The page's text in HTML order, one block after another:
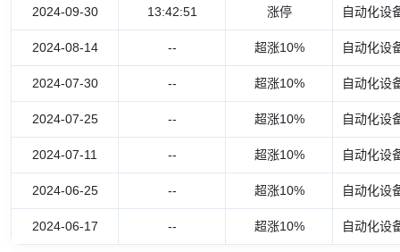
2024-09-30 13:42:51 涨停 自动化设
2024-08-14 -- 超涨10% 自动化设
2024-07-30 -- 超涨10% 自动化设
2024-07-25 -- 超涨10% 自动化设
2024-07-11 -- 超涨10% 自动化设
2024-06-25 -- 超涨10% 自动化设
2024-06-17 -- 超涨10% 自动化设